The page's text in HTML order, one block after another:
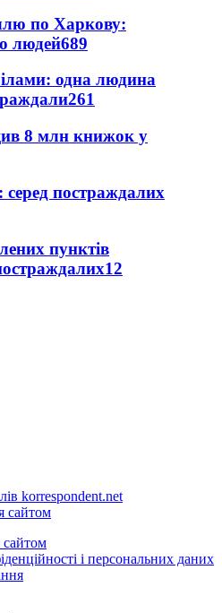
по Харкову:
людей689
одна людина
261
8 млн книжок у
постраждалих
пунктів
12
korrespondent.net
сайтом
сайтом
і персональних даних